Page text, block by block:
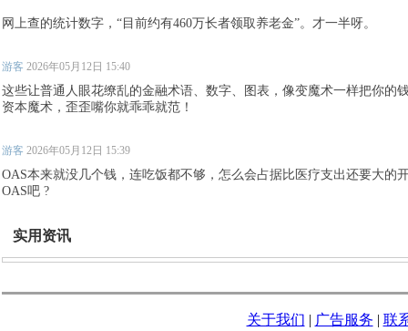
网上查的统计数字，“目前约有460万长者领取养老金”。才一半呀。
游客 2026年05月12日 15:40
这些让普通人眼花缭乱的金融术语、数字、图表，像变魔术一样把你的
资本魔术，歪歪嘴你就乖乖就范！
游客 2026年05月12日 15:39
OAS本来就没几个钱，连吃饭都不够，怎么会占据比医疗支出还要大的
OAS吧 ?
实用资讯
关于我们 | 广告服务 | 联